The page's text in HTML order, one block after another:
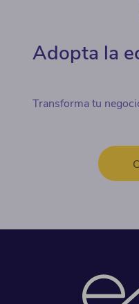
Adopta la
Transforma tu